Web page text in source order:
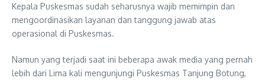
Kepala Puskesmas sudah seharusnya wajib memimpin dan
mengoordinasikan layanan dan tanggung jawab atas
operasional di Puskesmas.
Namun yang terjadi saat ini beberapa awak media yang pernah
lebih dari Lima kali mengunjungi Puskesmas Tanjung Botung,